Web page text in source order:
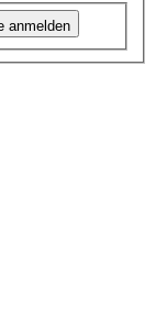
anmelden